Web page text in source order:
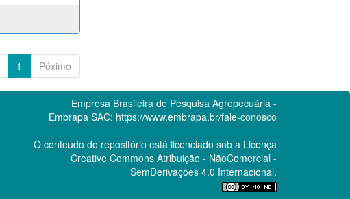
1 Póximo
Empresa Brasileira de Pesquisa Agropecuária -
Embrapa SAC: https://www.embrapa.br/fale-conosco
O conteúdo do repositório está licenciado sob a Licença
Creative CommonsAtribuição - NãoComercial -
SemDerivações 4.0 Internacional.